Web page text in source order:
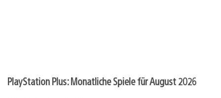
PlayStation Plus: Monatliche Spiele für August 2026